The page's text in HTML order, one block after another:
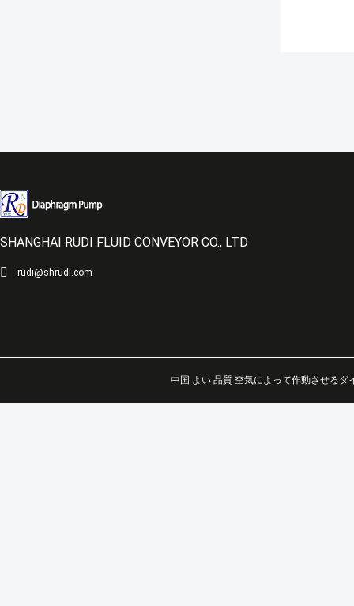
SHANGHAI RUDI FLUID CONVEYOR CO., LTD
rudi@shrudi.com
中国 よい 品質 空気によって作動させるダ